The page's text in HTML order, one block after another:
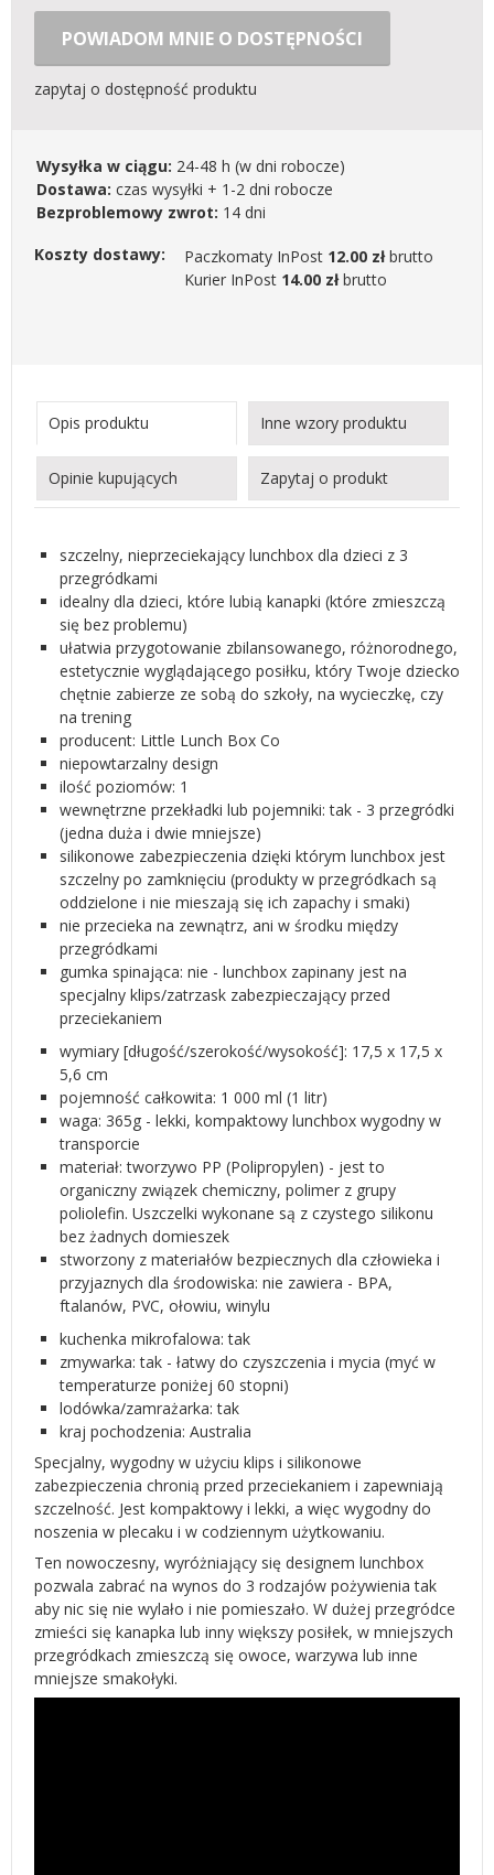
POWIADOM MNIE O DOSTĘPNOŚCI
zapytaj o dostępność produktu
Wysyłka w ciągu: 24-48 h (w dni robocze)
Dostawa: czas wysyłki + 1-2 dni robocze
Bezproblemowy zwrot: 14 dni
Koszty dostawy:
Paczkomaty InPost 12.00 złbrutto
Kurier InPost 14.00 złbrutto
Opis produktu Inne wzory produktu
Opinie kupujących Zapytaj o produkt
szczelny, nieprzeciekający lunchbox dla dzieci z 3
przegródkami
idealny dla dzieci, które lubią kanapki (które zmieszczą
się bez problemu)
ułatwia przygotowanie zbilansowanego, różnorodnego,
estetycznie wyglądającego posiłku, który Twoje dziecko
chętnie zabierze ze sobą do szkoły, na wycieczkę, czy
na trening
producent: Little Lunch Box Co
niepowtarzalny design
ilość poziomów: 1
wewnętrzne przekładki lub pojemniki: tak - 3 przegródki
(jedna duża i dwie mniejsze)
silikonowe zabezpieczenia dzięki którym lunchbox jest
szczelny po zamknięciu (produkty w przegródkach są
oddzielone i nie mieszają się ich zapachy i smaki)
nie przecieka na zewnątrz, ani w środku między
przegródkami
gumka spinająca: nie - lunchbox zapinany jest na
specjalny klips/zatrzask zabezpieczający przed
przeciekaniem
wymiary [długość/szerokość/wysokość]: 17,5 x 17,5 x
5,6 cm
pojemność całkowita: 1 000 ml (1 litr)
waga: 365g - lekki, kompaktowy lunchbox wygodny w
transporcie
materiał: tworzywo PP (Polipropylen) - jest to
organiczny związek chemiczny, polimer z grupy
poliolefin. Uszczelki wykonane są z czystego silikonu
bez żadnych domieszek
stworzony z materiałów bezpiecznych dla człowieka i
przyjaznych dla środowiska: nie zawiera - BPA,
ftalanów, PVC, ołowiu, winylu
kuchenka mikrofalowa: tak
zmywarka: tak - łatwy do czyszczenia i mycia (myć w
temperaturze poniżej 60 stopni)
lodówka/zamrażarka: tak
kraj pochodzenia: Australia
Specjalny, wygodny w użyciu klips i silikonowe
zabezpieczenia chronią przed przeciekaniem i zapewniają
szczelność. Jest kompaktowy i lekki, a więc wygodny do
noszenia w plecaku i w codziennym użytkowaniu.
Ten nowoczesny, wyróżniający się designem lunchbox
pozwala zabrać na wynos do 3 rodzajów pożywienia tak
aby nic się nie wylało i nie pomieszało. W dużej przegródce
zmieści się kanapka lub inny większy posiłek, w mniejszych
przegródkach zmieszczą się owoce, warzywa lub inne
mniejsze smakołyki.